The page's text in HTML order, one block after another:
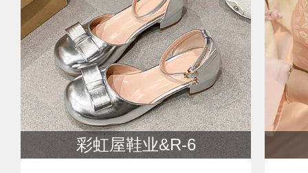
彩虹屋鞋业&R-6